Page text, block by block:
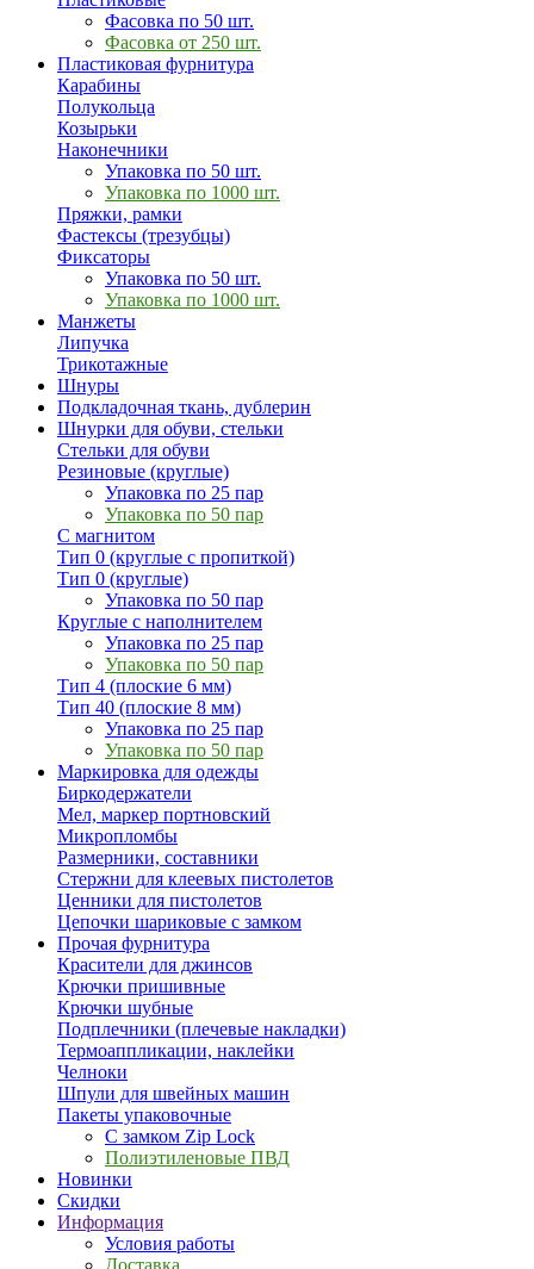
Фасовка по 50 шт.
Фасовка от 250 шт.
Пластиковая фурнитура
Карабины
Полукольца
Козырьки
Наконечники
Упаковка по 50 шт.
Упаковка по 1000 шт.
Пряжки, рамки
Фастексы (трезубцы)
Фиксаторы
Упаковка по 50 шт.
Упаковка по 1000 шт.
Манжеты
Липучка
Трикотажные
Шнуры
Подкладочная ткань, дублерин
Шнурки для обуви, стельки
Стельки для обуви
Резиновые (круглые)
Упаковка по 25 пар
Упаковка по 50 пар
С магнитом
Тип 0 (круглые с пропиткой)
Тип 0 (круглые)
Упаковка по 50 пар
Круглые с наполнителем
Упаковка по 25 пар
Упаковка по 50 пар
Тип 4 (плоские 6 мм)
Тип 40 (плоские 8 мм)
Упаковка по 25 пар
Упаковка по 50 пар
Маркировка для одежды
Биркодержатели
Мел, маркер портновский
Микропломбы
Размерники, составники
Стержни для клеевых пистолетов
Ценники для пистолетов
Цепочки шариковые с замком
Прочая фурнитура
Красители для джинсов
Крючки пришивные
Крючки шубные
Подплечники (плечевые накладки)
Термоаппликации, наклейки
Челноки
Шпули для швейных машин
Пакеты упаковочные
С замком Zip Lock
Полиэтиленовые ПВД
Новинки
Скидки
Информация
Условия работы
Доставка